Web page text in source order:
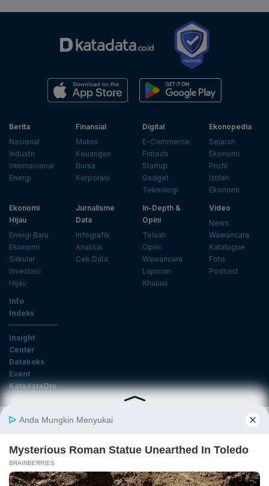
Berita
Nasional
Industri
Internasional
Energi
Finansial
Makro
Keuangan
Bursa
Korporasi
Digital
E-Commerce
Fintech
Startup
Gadget
Teknologi
Ekonopedia
Sejarah
Ekonomi
Profil
Istilah
Ekonomi
Ekonomi
Hijau
Energi Baru
Ekonomi
Sirkular
Investasi
Hijau
Jurnalisme
Data
Infografik
Analisis
Cek Data
In-Depth &
Opini
Telaah
Opini
Wawancara
Laporan
Khusus
Video
News
Wawancara
Katalogue
Foto
Podcast
Info
Indeks
Insight
Center
Databoks
Event
KatadataOto
Langganan Newsletter
Ikuti Kami